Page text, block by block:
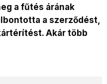
a fűtés árának
a szerződést,
Akár több